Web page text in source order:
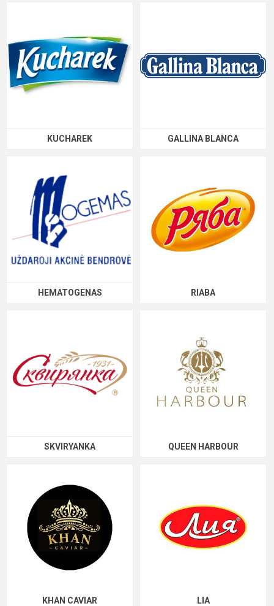
KUCHAREK GALLINA BLANCA
HEMATOGENAS RIABA
SKVIRYANKA QUEEN HARBOUR
KHAN CAVIAR LIA